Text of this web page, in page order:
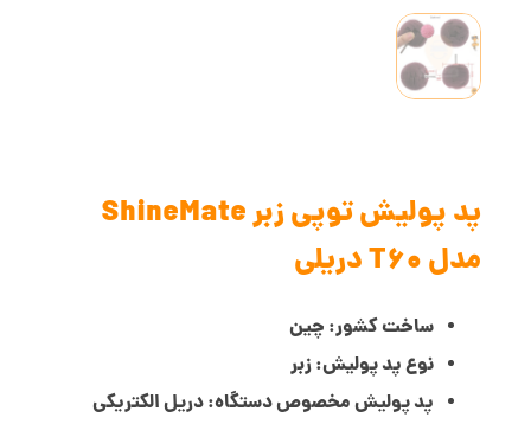
پد پولیش توپی زبر ShineMate
مدل T60 دریلی
ساخت کشور: چین
نوع پد پولیش:زبر
پد پولیش مخصوص دستگاه:دریل الکتریکی